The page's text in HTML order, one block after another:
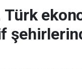
Türk